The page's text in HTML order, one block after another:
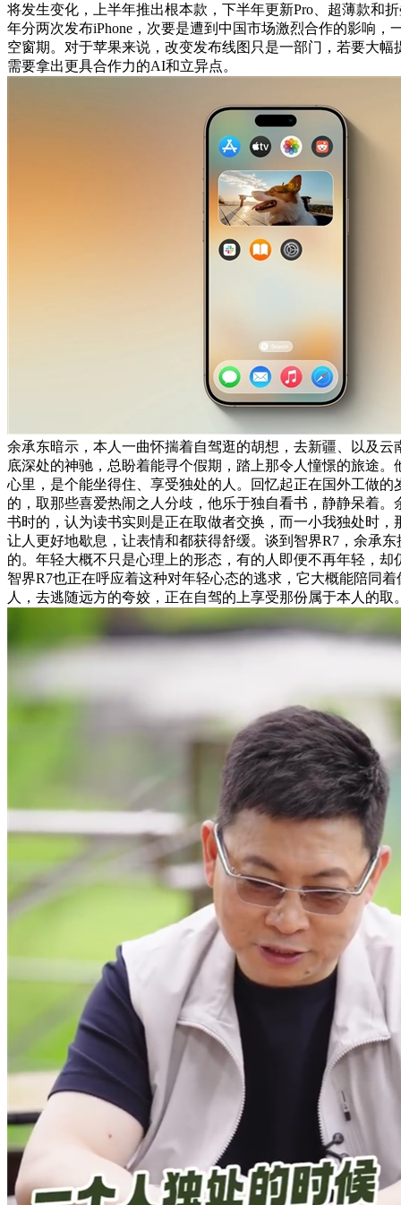
将发生变化，上半年推出根本款，下半年更新Pro、超薄款和
年分两次发布iPhone，次要是遭到中国市场激烈合作的影响，
空窗期。对于苹果来说，改变发布线图只是一部门，若要大幅
需要拿出更具合作力的AI和立异点。
余承东暗示，本人一曲怀揣着自驾逛的胡想，去新疆、以及云
底深处的神驰，总盼着能寻个假期，踏上那令人憧憬的旅途。
心里，是个能坐得住、享受独处的人。回忆起正在国外工做的
的，取那些喜爱热闹之人分歧，他乐于独自看书，静静呆着。
书时的，认为读书实则是正在取做者交换，而一小我独处时，
让人更好地歇息，让表情和都获得舒缓。谈到智界R7，余承
的。年轻大概不只是心理上的形态，有的人即便不再年轻，却
智界R7也正在呼应着这种对年轻心态的逃求，它大概能陪同
人，去逃随远方的夸姣，正在自驾的上享受那份属于本人的取